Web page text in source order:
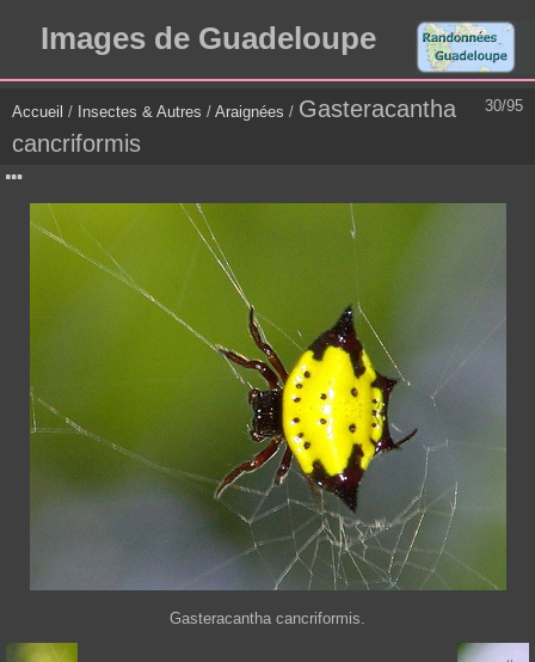
Images de Guadeloupe
30/95
Accueil / Insectes & Autres / Araignées / Gasteracantha
cancriformis
Gasteracantha cancriformis.